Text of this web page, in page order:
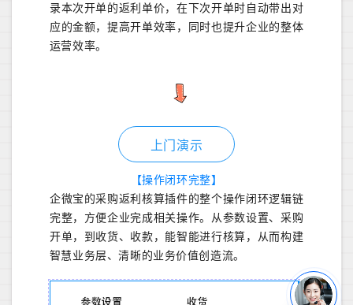
录本次开单的返利单价，在下次开单时自动带出对
应的金额，提高开单效率，同时也提升企业的整体
运营效率。
上门演示
【操作闭环完整】
企微宝的采购返利核算插件的整个操作闭环逻辑链
完整，方便企业完成相关操作。从参数设置、采购
开单，到收货、收款，能智能进行核算，从而构建
智慧业务层、清晰的业务价值创造流。